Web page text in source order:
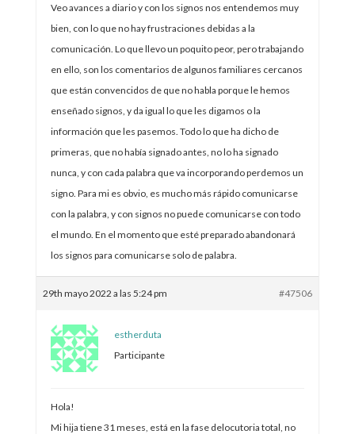
Veo avances a diario y con los signos nos entendemos muy
bien, con lo que no hay frustraciones debidas a la
comunicación. Lo que llevo un poquito peor, pero trabajando
en ello, son los comentarios de algunos familiares cercanos
que están convencidos de que no habla porque le hemos
enseñado signos, y da igual lo que les digamos o la
información que les pasemos. Todo lo que ha dicho de
primeras, que no había signado antes, no lo ha signado
nunca, y con cada palabra que va incorporando perdemos un
signo. Para mi es obvio, es mucho más rápido comunicarse
con la palabra, y con signos no puede comunicarse con todo
el mundo. En el momento que esté preparado abandonará
los signos para comunicarse solo de palabra.
29th mayo 2022 a las 5:24 pm #47506
estherduta
Participante
Hola!
Mi hija tiene 31 meses, está en la fase delocutoria total, no